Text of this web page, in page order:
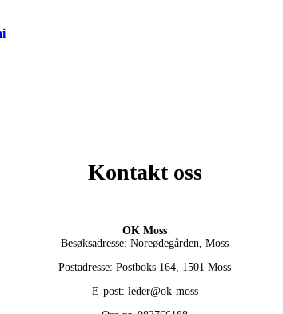
Kontakt oss
OK Moss
Besøksadresse: Noreødegården, Moss
Postadresse: Postboks 164, 1501 Moss
E-post: leder@ok-moss